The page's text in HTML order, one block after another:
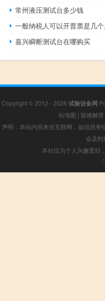
常州液压测试台多少钱
一般纳税人可以开普票是几
嘉兴瞬断测试台在哪购买
Copyright © 2012 - 2026 试验设备网
站地图 | 疑难解答
声明：本站内容来自互联网，如信息
会及
本站仅为个人兴趣爱好